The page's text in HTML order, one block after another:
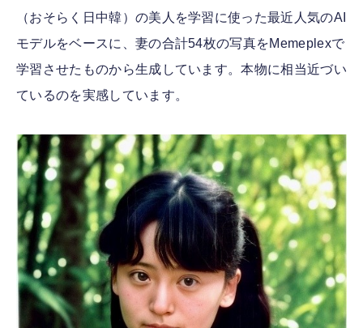
（おそらく日中韓）の美人を学習に使った最近人気のAI
モデルをベースに、妻の合計54枚の写真をMemeplexで
学習させたものから生成しています。本物に相当近づい
ているのを実感しています。